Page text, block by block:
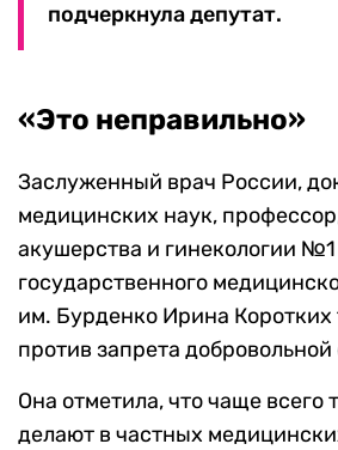
подчеркнула депутат.
«Это неправильно»
Заслуженный врач России,
медицинских наук,
акушерства и гинекологии
государственного
им. Бурденко Ирина
против запрета
Она отметила, что чаще всего
делают в частных